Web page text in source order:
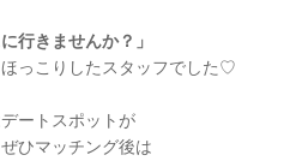
行きませんか？」
っこりしたスタッフでした♡
ートスポットが
ひマッチング後は